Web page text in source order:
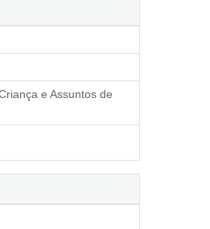
e Assuntos de